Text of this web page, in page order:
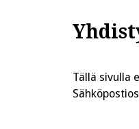
Tällä sivulla